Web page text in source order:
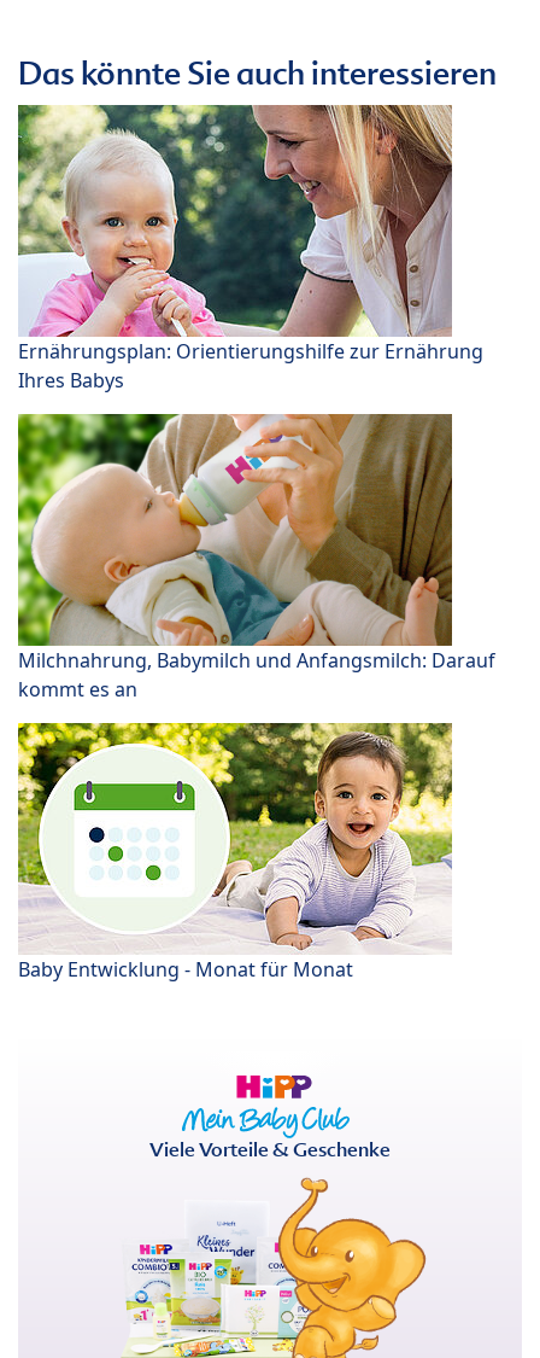
Das könnte Sie auch interessieren
Ernährungsplan: Orientierungshilfe zur Ernährung
Ihres Babys
Milchnahrung, Babymilch und Anfangsmilch: Darauf
kommt es an
Baby Entwicklung - Monat für Monat
Viele Vorteile & Geschenke